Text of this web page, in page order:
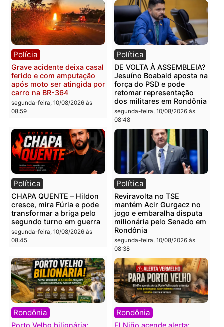
Polícia
Colisão entre caminhonete
e moto deixa ferido e
destrói trailer no Segundo
Distrito
segunda-feira, 10/08/2026 às
Polícia
Mulher é agredida por
marido com socos,
e tentativa de lesão no
pescoço em RO
segunda-feira, 10/08/2026 às
09:10
Polícia
Tentativa de homicídio
falha e agressor é
imobilizado após escolher
alvo errado em RO
segunda-feira, 10/08/2026 às
Polícia
Homem é encontrado
morto com sinais de
violência em residência
Cidade Baixa em RO
segunda-feira, 10/08/2026 às
09:03
Polícia Política